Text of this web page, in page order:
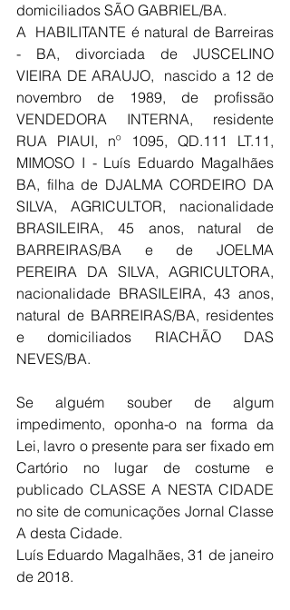
domiciliados SÃO GABRIEL/BA.
A  HABILITANTE é natural de Barreiras
- BA, divorciada de JUSCELINO
VIEIRA DE ARAUJO,  nascido a 12 de
novembro de 1989, de profissão
VENDEDORA INTERNA, residente
RUA PIAUI, nº 1095, QD.111 LT.11,
MIMOSO I - Luís Eduardo Magalhães
BA, filha de DJALMA CORDEIRO DA
SILVA, AGRICULTOR, nacionalidade
BRASILEIRA, 45 anos, natural de
BARREIRAS/BA e de JOELMA
PEREIRA DA SILVA, AGRICULTORA,
nacionalidade BRASILEIRA, 43 anos,
natural de BARREIRAS/BA, residentes
e domiciliados RIACHÃO DAS
NEVES/BA.
Se alguém souber de algum
impedimento, oponha-o na forma da
Lei, lavro o presente para ser fixado em
Cartório no lugar de costume e
publicado CLASSE A NESTA CIDADE
no site de comunicações Jornal Classe
A desta Cidade.
Luís Eduardo Magalhães, 31 de janeiro
de 2018.